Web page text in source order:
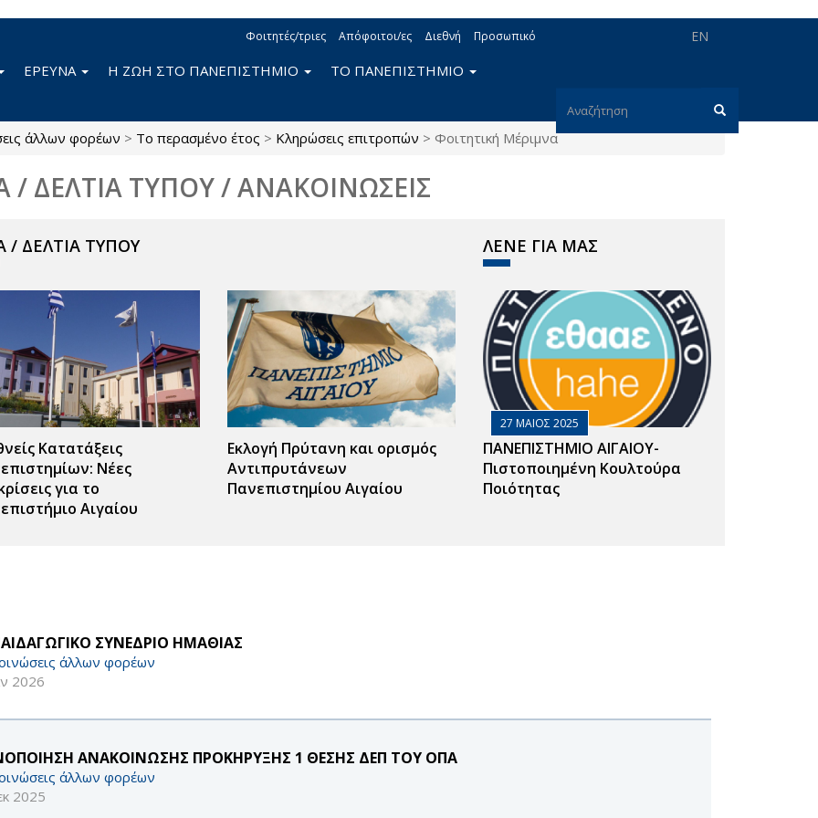
EN
Φοιτητές/τριες Απόφοιτοι/ες Διεθνή Προσωπικό
Φόρμα
αναζήτησης
ΕΡΕΥΝΑ Η ΖΩΗ ΣΤΟ ΠΑΝΕΠΙΣΤΗΜΙΟ ΤΟ ΠΑΝΕΠΙΣΤΗΜΙΟ
άλλων φορέων > Το περασμένο έτος > Κληρώσεις επιτροπών > Φοιτητική Μέριμνα
/ ΔΕΛΤΙΑ ΤΥΠΟΥ / ΑΝΑΚΟΙΝΩΣΕΙΣ
/ ΔΕΛΤΙΑ ΤΥΠΟΥ
Κατατάξεις
Νέες
για το
Αιγαίου
Εκλογή Πρύτανη και ορισμός
Αντιπρυτάνεων
Πανεπιστημίου Αιγαίου
ΛΕΝΕ ΓΙΑ ΜΑΣ
27 ΜΑΙΟΣ 2025
ΠΑΝΕΠΙΣΤΗΜΙΟ ΑΙΓΑΙΟΥ-
Πιστοποιημένη Κουλτούρα
Ποιότητας
ΣΥΝΕΔΡΙΟ ΗΜΑΘΙΑΣ
άλλων φορέων
2026
ΑΝΑΚΟΙΝΩΣΗΣ ΠΡΟΚΗΡΥΞΗΣ 1 ΘΕΣΗΣ ΔΕΠ ΤΟΥ ΟΠΑ
άλλων φορέων
2025